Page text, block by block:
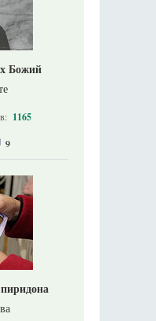
Божий
1165
9